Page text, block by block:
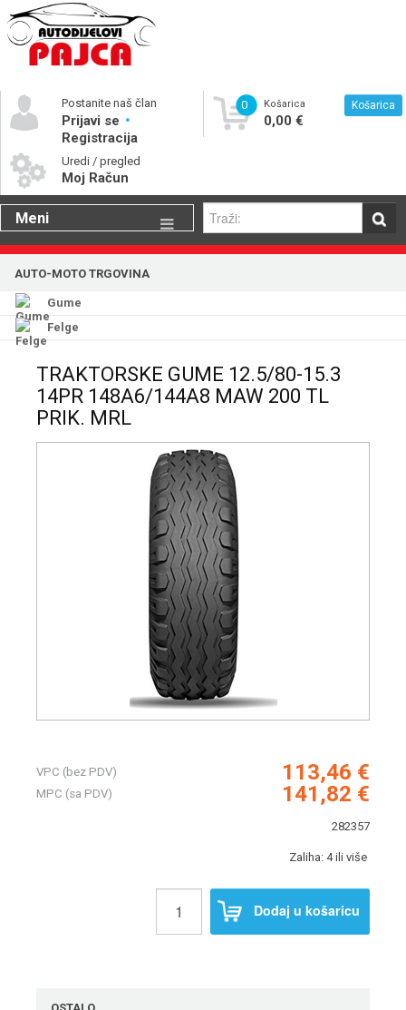
Postanite naš član
Prijavi se
Registracija
Uredi / pregled
Moj Račun
0 Košarica
0,00 €
Košarica
Meni
Gume
Katalog rezervnih dijelova
AUTO-MOTO TRGOVINA
Gume
Felge
TRAKTORSKE GUME 12.5/80-15.3
14PR 148A6/144A8 MAW 200 TL
PRIK. MRL
VPC (bez PDV) 113,46 €
MPC (sa PDV) 141,82 €
282357
Zaliha: 4 ili više
Dodaj u košaricu